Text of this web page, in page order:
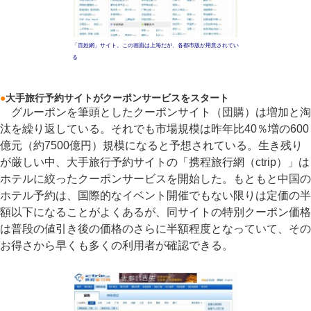
「百姓網」サイト。この画面は上海だが、各都市版が用意されてい
る
●大手旅行予約サイトがクーポンサービスをスタート
グルーポンを筆頭としたクーポンサイト（団購）は増加と淘
汰を繰り返している。それでも市場規模は昨年比40％増の600
億元（約7500億円）規模になると予想されている。生き残り
が厳しい中、大手旅行予約サイトの「携程旅行網（ctrip）」は
ホテルに絞ったクーポンサービスを開始した。もともと中国の
ホテル予約は、国際的なイベント開催でもない限りは定価の半
額以下になることがよくあるが、同サイトの特別クーポン価格
は普段の値引き後の価格のさらに半額程度となっていて、その
お得さから早くも多くの利用者が確認できる。